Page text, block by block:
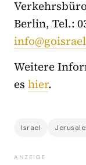
Berlin, Tel.:
Weitere
es hier.
Israel
ANZEIGE